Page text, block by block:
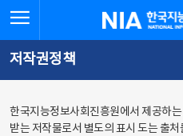
문
로
가
체
뉴
바
가
한국지능정보사
저작권정책
한국지능정보사회진흥원에서 제공하
받는 저작물로서 별도의 표시 도는 출